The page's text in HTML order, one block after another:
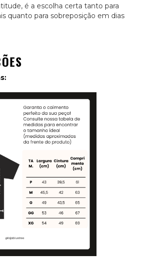
é a escolha certa tanto para
quanto para sobreposição em dias